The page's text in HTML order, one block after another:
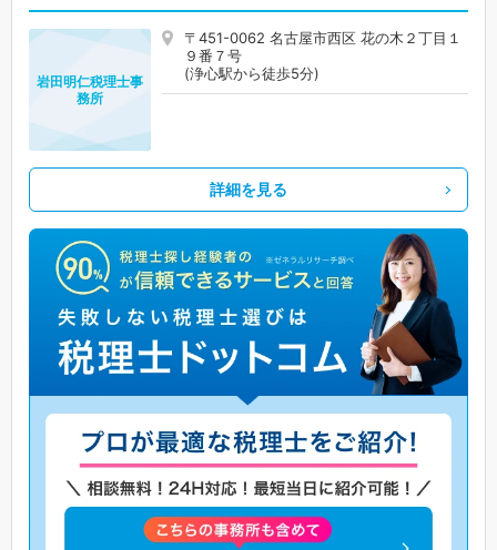
〒451-0062 名古屋市西区 花の木２丁目１
９番７号
(浄心駅から徒歩5分)
岩田明仁税理士事
務所
詳細を見る